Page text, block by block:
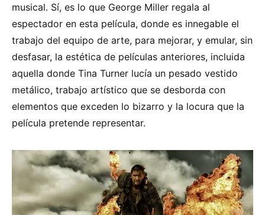
musical. Sí, es lo que George Miller regala al
espectador en esta película, donde es innegable el
trabajo del equipo de arte, para mejorar, y emular, sin
desfasar, la estética de películas anteriores, incluida
aquella donde Tina Turner lucía un pesado vestido
metálico, trabajo artístico que se desborda con
elementos que exceden lo bizarro y la locura que la
película pretende representar.